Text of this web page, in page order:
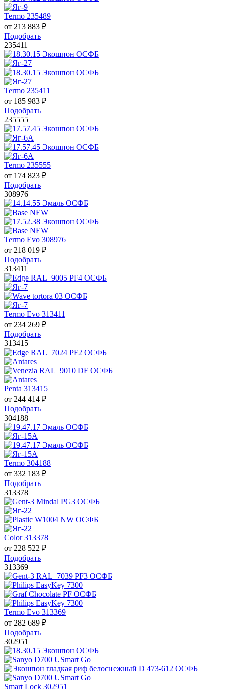
Termo 235489
от 213 883 ₽
Подобрать
235411
Termo 235411
от 185 983 ₽
Подобрать
235555
Termo 235555
от 174 823 ₽
Подобрать
308976
Termo Evo 308976
от 218 019 ₽
Подобрать
313411
Termo Evo 313411
от 234 269 ₽
Подобрать
313415
Penta 313415
от 244 414 ₽
Подобрать
304188
Termo 304188
от 332 183 ₽
Подобрать
313378
Color 313378
от 228 522 ₽
Подобрать
313369
Termo Evo 313369
от 282 689 ₽
Подобрать
302951
Smart Lock 302951